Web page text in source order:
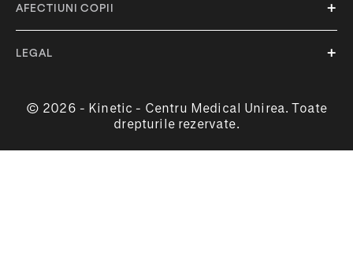
AFECTIUNI COPII
LEGAL
© 2026 - Kinetic - Centru Medical Unirea. Toate
drepturile rezervate.